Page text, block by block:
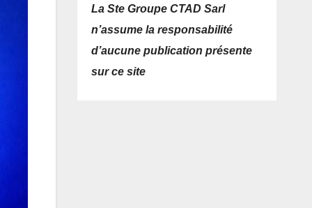
La Ste Groupe CTAD Sarl
n’assume la responsabilité
d’aucune publication présente
sur ce site